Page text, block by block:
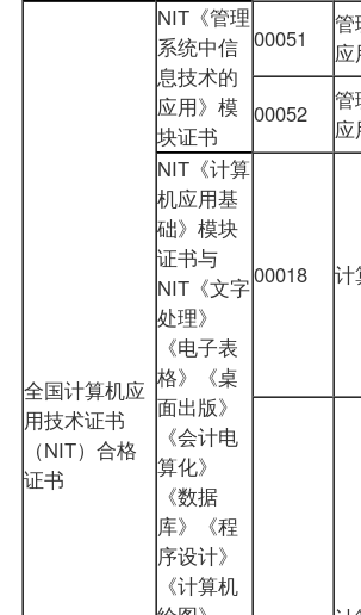
全国计算机应
用技术证书
（NIT）合格
证书
NIT《管理
系统中信
息技术的
应用》模
块证书
00051
管
应
00052
管
应
NIT《计算
机应用基
础》模块
证书与
NIT《文字
处理》
《电子表
格》《桌
面出版》
《会计电
算化》
《数据
库》《程
序设计》
《计算机
00018 计